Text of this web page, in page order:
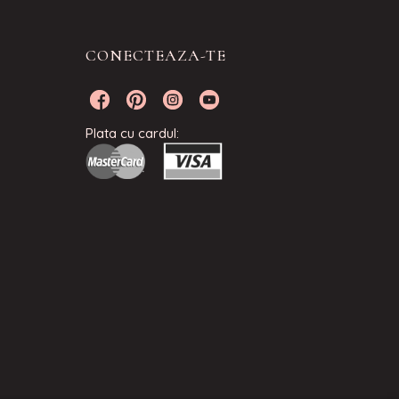
CONECTEAZA-TE
Plata cu cardul: